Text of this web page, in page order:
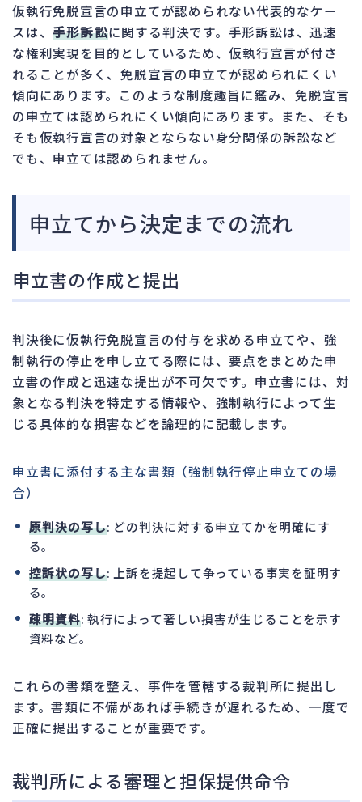
仮執行免脱宣言の申立てが認められない代表的なケー
スは、手形訴訟に関する判決です。手形訴訟は、迅速
な権利実現を目的としているため、仮執行宣言が付さ
れることが多く、免脱宣言の申立てが認められにくい
傾向にあります。このような制度趣旨に鑑み、免脱宣言
の申立ては認められにくい傾向にあります。また、そも
そも仮執行宣言の対象とならない身分関係の訴訟など
でも、申立ては認められません。
申立てから決定までの流れ
申立書の作成と提出
判決後に仮執行免脱宣言の付与を求める申立てや、強
制執行の停止を申し立てる際には、要点をまとめた申
立書の作成と迅速な提出が不可欠です。申立書には、対
象となる判決を特定する情報や、強制執行によって生
じる具体的な損害などを論理的に記載します。
申立書に添付する主な書類（強制執行停止申立ての場
合）
原判決の写し: どの判決に対する申立てかを明確にす
る。
控訴状の写し: 上訴を提起して争っている事実を証明す
る。
疎明資料: 執行によって著しい損害が生じることを示す
資料など。
これらの書類を整え、事件を管轄する裁判所に提出し
ます。書類に不備があれば手続きが遅れるため、一度で
正確に提出することが重要です。
裁判所による審理と担保提供命令